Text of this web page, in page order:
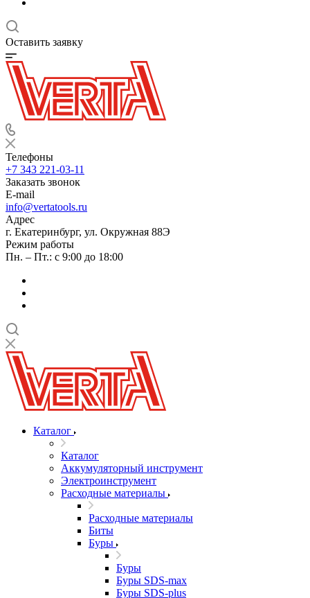
Оставить заявку
Телефоны
+7 343 221-03-11
Заказать звонок
E-mail
info@vertatools.ru
Адрес
г. Екатеринбург, ул. Окружная 88Э
Режим работы
Пн. – Пт.: с 9:00 до 18:00
Каталог
Каталог
Аккумуляторный инструмент
Электроинструмент
Расходные материалы
Расходные материалы
Биты
Буры
Буры
Буры SDS-max
Буры SDS-plus